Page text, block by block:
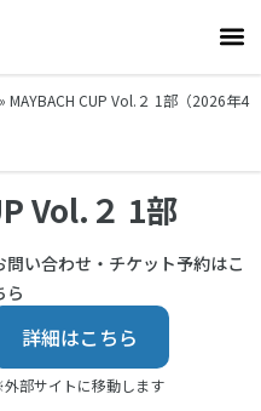
» MAYBACH CUP Vol.２ 1部（2026年4
Vol.２ 1部
問い合わせ・チケット予約はこ
ら
詳細はこちら
部サイトに移動します